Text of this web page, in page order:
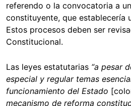
referendo o la convocatoria a
constituyente, que establecería
Estos procesos deben ser
Constitucional.
Las leyes estatutarias “a pesar
especial y regular temas
funcionamiento del Estado
mecanismo de reforma